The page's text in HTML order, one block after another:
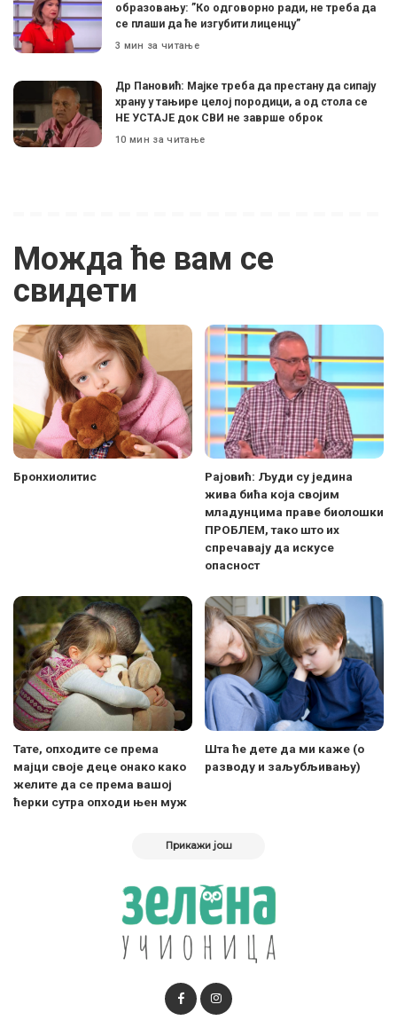
образовању: ”Ко одговорно ради, не треба да
се плаши да ће изгубити лиценцу”
3 мин за читање
Др Пановић: Мајке треба да престану да сипају
храну у тањире целој породици, а од стола се
НЕ УСТАЈЕ док СВИ не заврше оброк
10 мин за читање
Можда ће вам се
свидети
Бронхиолитис
Рајовић: Људи су једина
жива бића која својим
младунцима праве биолошки
ПРОБЛЕМ, тако што их
спречавају да искусе
опасност
Тате, опходите се према
мајци своје деце онако како
желите да се према вашој
ћерки сутра опходи њен муж
Шта ће дете да ми каже (о
разводу и заљубљивању)
Прикажи још